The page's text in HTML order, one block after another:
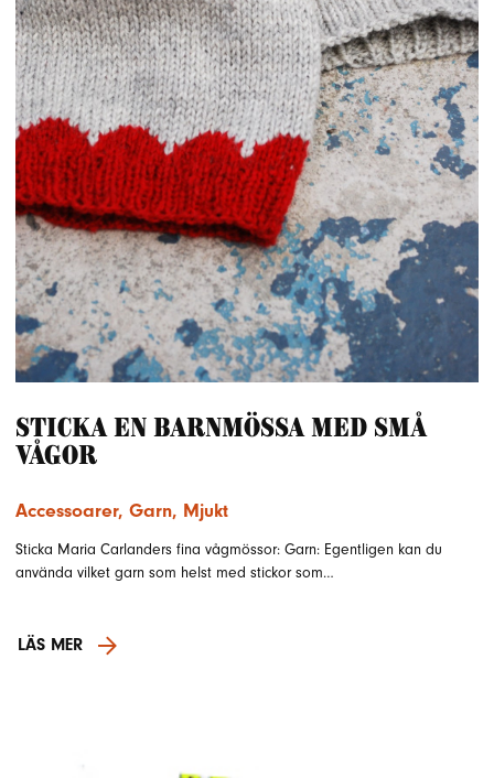
Sticka en barnmössa med små
vågor
Accessoarer, Garn, Mjukt
Sticka Maria Carlanders fina vågmössor: Garn: Egentligen kan du
använda vilket garn som helst med stickor som…
LÄS MER